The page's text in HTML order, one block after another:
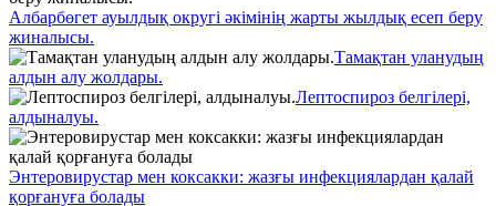
Албарбөгет ауылдық округі әкімінің жарты жылдық есеп беру
жиналысы.
Тамақтан уланудың
алдын алу жолдары.
Лептоспироз белгілері,
алдыналуы.
Энтеровирустар мен коксакки: жазғы инфекциялардан қалай
қорғануға болады